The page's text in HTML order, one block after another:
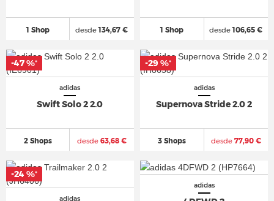
1 Shop desde134,67 € 1 Shop desde106,65 €
adidas
Swift Solo 2 2.0
2 Shops desde63,68 €
-47 %*
adidas
Supernova Stride 2.0 2
3 Shops desde77,90 €
-29 %*
adidas
-24 %*
adidas